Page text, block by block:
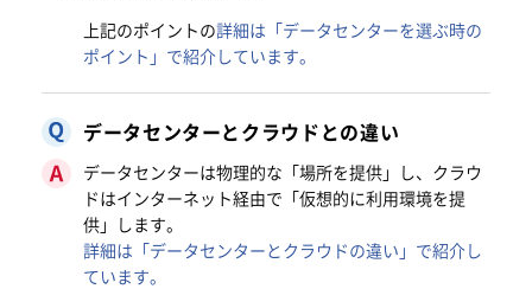
上記のポイントの詳細は「データセンターを選ぶ時の
ポイント」で紹介しています。
データセンターとクラウドとの違い
データセンターは物理的な「場所を提供」し、クラウ
ドはインターネット経由で「仮想的に利用環境を提
供」します。
詳細は「データセンターとクラウドの違い」で紹介し
ています。